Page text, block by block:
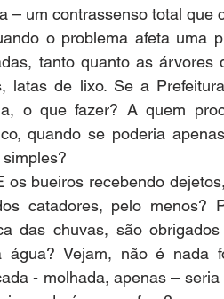
– um contrassenso total que
o problema afeta uma
tanto quanto as árvores
latas de lixo. Se a
o que fazer? A quem
quando se poderia
bueiros recebendo
catadores, pelo menos?
das chuvas, são
Vejam, não é nada
- molhada, apenas –